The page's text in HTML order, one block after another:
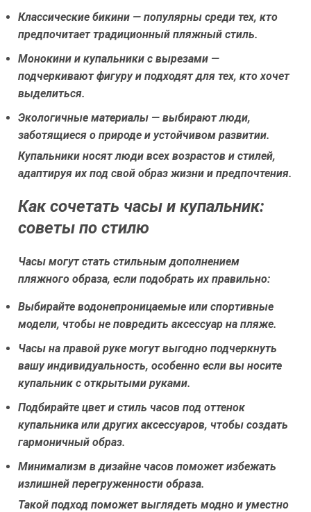
Классические бикини — популярны среди тех, кто
предпочитает традиционный пляжный стиль.
Монокини и купальники с вырезами —
подчеркивают фигуру и подходят для тех, кто хочет
выделиться.
Экологичные материалы — выбирают люди,
заботящиеся о природе и устойчивом развитии.
Купальники носят люди всех возрастов и стилей,
адаптируя их под свой образ жизни и предпочтения.
Как сочетать часы и купальник:
советы по стилю
Часы могут стать стильным дополнением
пляжного образа, если подобрать их правильно:
Выбирайте водонепроницаемые или спортивные
модели, чтобы не повредить аксессуар на пляже.
Часы на правой руке могут выгодно подчеркнуть
вашу индивидуальность, особенно если вы носите
купальник с открытыми руками.
Подбирайте цвет и стиль часов под оттенок
купальника или других аксессуаров, чтобы создать
гармоничный образ.
Минимализм в дизайне часов поможет избежать
излишней перегруженности образа.
Такой подход поможет выглядеть модно и уместно